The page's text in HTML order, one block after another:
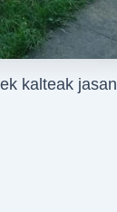
kalteak jasan